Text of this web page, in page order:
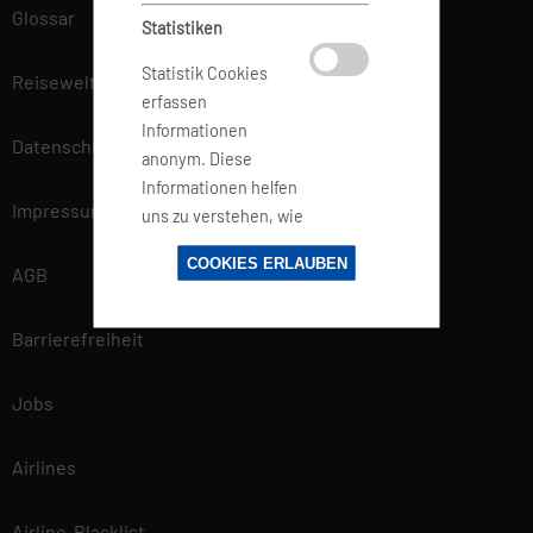
Statistiken
Statistik Cookies
erfassen
Informationen
anonym. Diese
Informationen helfen
uns zu verstehen, wie
unsere Besucher
unsere Website
COOKIES ERLAUBEN
Glossar
Reisewelt
Datenschutz
Impressum
AGB
Barrierefreiheit
Jobs
Airlines